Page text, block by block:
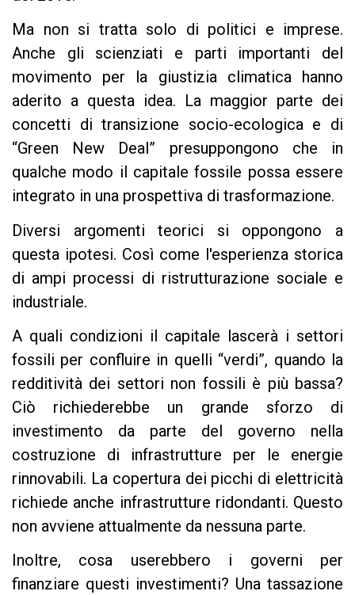
Ma non si tratta solo di politici e imprese.
Anche gli scienziati e parti importanti del
movimento per la giustizia climatica hanno
aderito a questa idea. La maggior parte dei
concetti di transizione socio-ecologica e di
“Green New Deal” presuppongono che in
qualche modo il capitale fossile possa essere
integrato in una prospettiva di trasformazione.
Diversi argomenti teorici si oppongono a
questa ipotesi. Così come l'esperienza storica
di ampi processi di ristrutturazione sociale e
industriale.
A quali condizioni il capitale lascerà i settori
fossili per confluire in quelli “verdi”, quando la
redditività dei settori non fossili è più bassa?
Ciò richiederebbe un grande sforzo di
investimento da parte del governo nella
costruzione di infrastrutture per le energie
rinnovabili. La copertura dei picchi di elettricità
richiede anche infrastrutture ridondanti. Questo
non avviene attualmente da nessuna parte.
Inoltre, cosa userebbero i governi per
finanziare questi investimenti? Una tassazione